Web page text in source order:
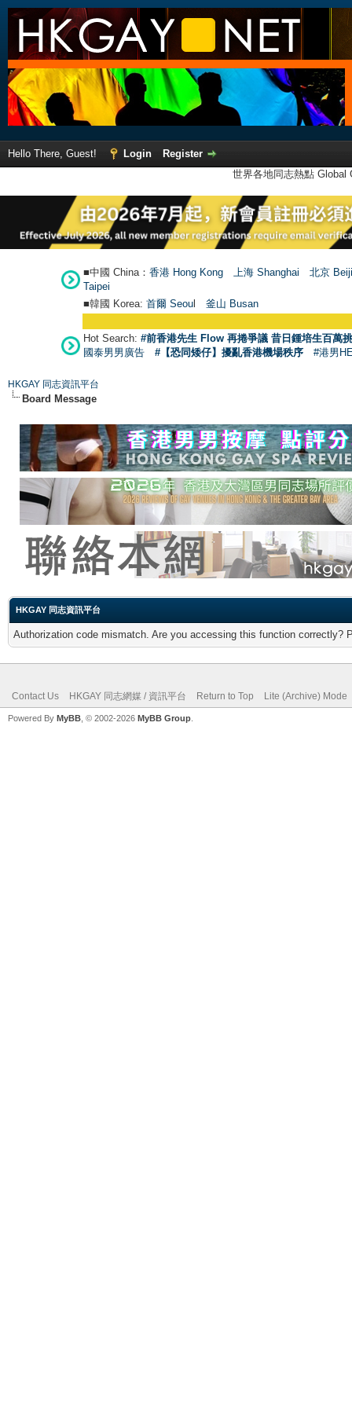
Hello There, Guest! Login
Register
世界各地同志熱點
■中國 China： 香港 Hong Kong 上海 Shanghai
北京
Taipei
■韓國 Korea: 首爾 Seoul 釜山 Busan
Hot Search: #前香港先生 Flow 再捲爭議 昔日鍾培生百萬
國泰男男廣告
#【恐同矮仔】擾亂香港機場秩序 #港男
HKGAY 同志資訊平台
Board Message
HKGAY 同志資訊平台
Authorization code mismatch. Are you accessing this function correctly?
Contact Us HKGAY 同志網媒 / 資訊平台 Return to Top Lite (Archive) Mode
Powered By MyBB , © 2002-2026 MyBB Group